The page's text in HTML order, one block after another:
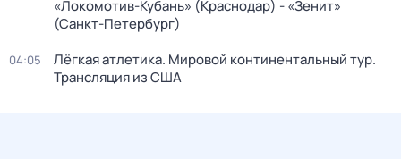
«Локомотив-Кубань» (Краснодар) - «Зенит»
(Санкт-Петербург)
04:05
Лёгкая атлетика. Мировой континентальный тур.
Трансляция из США